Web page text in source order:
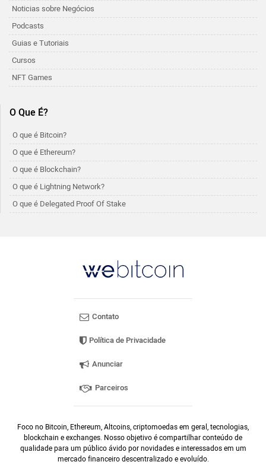
Noticias sobre Negócios
Podcasts
Guias e Tutoriais
Cursos
NFT Games
O Que É?
O que é Bitcoin?
O que é Ethereum?
O que é Blockchain?
O que é Lightning Network?
O que é Delegated Proof Of Stake
Contato
Política de Privacidade
Anunciar
Parceiros
Foco no Bitcoin, Ethereum, Altcoins, criptomoedas em geral, tecnologias,
blockchain e exchanges. Nosso objetivo é compartilhar conteúdo de
qualidade para um público ávido por novidades e interessados em um
mercado financeiro descentralizado e evoluído.